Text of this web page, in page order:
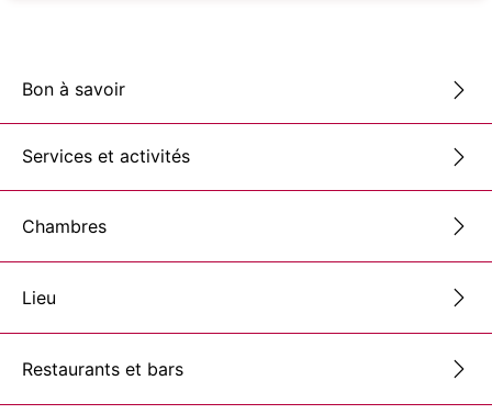
Bon à savoir
Services et activités
Chambres
Lieu
Restaurants et bars